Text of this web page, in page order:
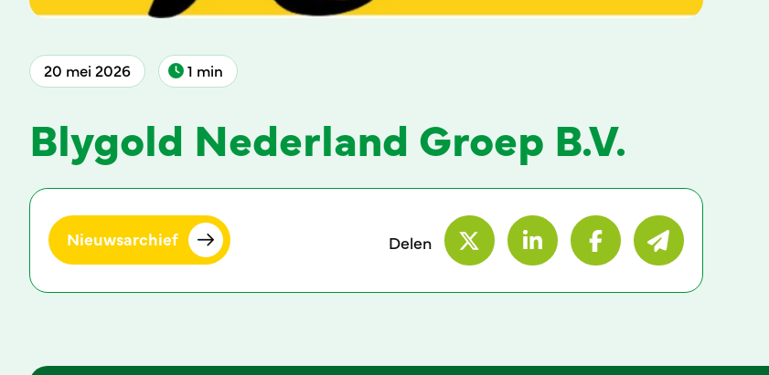
20 mei 2026 1 min
Blygold Nederland Groep B.V.
Nieuwsarchief Delen